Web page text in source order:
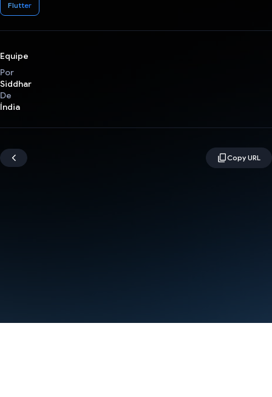
Flutter
Equipe
Por
Siddhar
De
Índia